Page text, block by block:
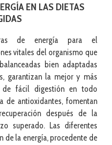
EN LAS DIETAS
de energía para el
vitales del organismo que
bien adaptadas
garantizan la mejor y más
de fácil digestión en todo
de antioxidantes, fomentan
después de la
superado. Las diferentes
de la energía, procedente de